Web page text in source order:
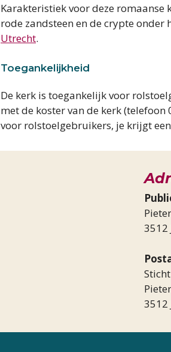
Karakteristiek voor deze romaanse
rode zandsteen en de crypte
Utrecht.
Toegankelijkheid
De kerk is toegankelijk voor
met de koster van de kerk
voor rolstoelgebruikers, je krijgt
3512
3512